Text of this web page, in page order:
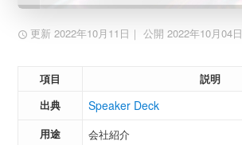
更新 2022年10月11日 ｜ 公開 2022年10月04日
項目
説明
出典
Speaker Deck
用途
会社紹介